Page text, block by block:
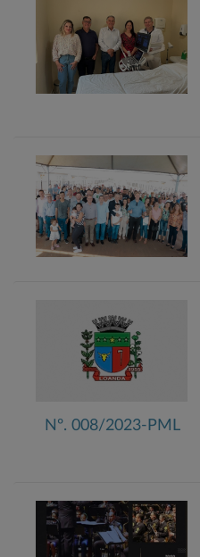
Nº. 008/2023-PML